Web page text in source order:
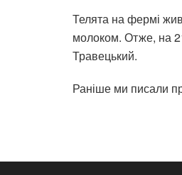
Телята на фермі
молоком. Отже, на
Травецький.
Раніше ми писали